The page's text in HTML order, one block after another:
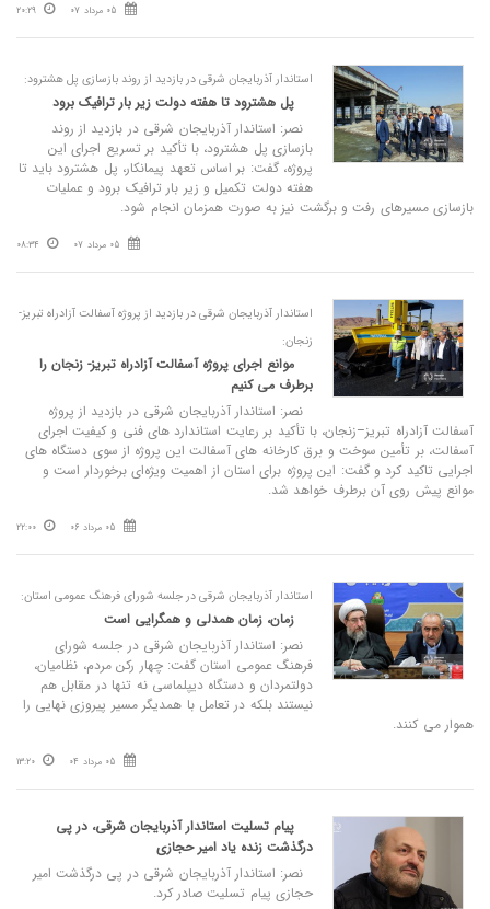
05 مرداد 07 20:29
استاندار آذربایجان شرقی در بازدید از روند بازسازی پل هشترود:
پل هشترود تا هفته دولت زیر بار ترافیک برود
نصر: استاندار آذربایجان شرقی در بازدید از روند
بازسازی پل هشترود، با تأکید بر تسریع اجرای این
پروژه، گفت: بر اساس تعهد پیمانکار، پل هشترود باید تا
هفته دولت تکمیل و زیر بار ترافیک برود و عملیات
بازسازی مسیرهای رفت و برگشت نیز به‌ صورت همزمان انجام شود.
05 مرداد 07 08:34
استاندار آذربایجان شرقی در بازدید از پروژه آسفالت آزادراه تبریز-
زنجان:
موانع اجرای پروژه آسفالت آزادراه تبریز- زنجان را
برطرف می‌ کنیم
نصر: استاندار آذربایجان شرقی در بازدید از پروژه
آسفالت آزادراه تبریز–زنجان، با تأکید بر رعایت استاندارد های فنی و کیفیت اجرای
آسفالت، بر تأمین سوخت و برق کارخانه‌ های آسفالت این پروژه از سوی دستگاه‌ های
اجرایی تاکید کرد و گفت: این پروژه برای استان از اهمیت ویژه‌ای برخوردار است و
موانع پیش‌ روی آن برطرف خواهد شد.
05 مرداد 06 22:00
استاندار آذربایجان شرقی در جلسه شورای فرهنگ عمومی استان:
زمان، زمان همدلی و همگرایی است
نصر: استاندار آذربایجان شرقی در جلسه شورای
فرهنگ عمومی استان گفت: چهار رکن مردم، نظامیان،
دولتمردان و دستگاه دیپلماسی نه تنها در مقابل هم
نیستند بلکه در تعامل با همدیگر مسیر پیروزی نهایی را
هموار می کنند.
05 مرداد 04 13:20
پیام تسلیت استاندار آذربایجان شرقی، در پی
درگذشت زنده یاد امیر حجازی
نصر: استاندار آذربایجان‌ شرقی در پی درگذشت امیر
حجازی پیام تسلیت صادر کرد.